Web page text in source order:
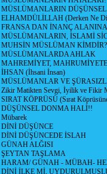
MÜSLÜMANLARIN
ELHAMDÜLİLLAH (Derken Ne
FRANSA DAN İNANÇ
MÜSLÜMANLARIN, İSLAMİ
MUHSİN MÜSLÜMAN KİMDİR?
MÜSLÜMANLARDA AHLAK
MAHREMİYET,
İHSAN (İhsani İnsan)
MÜSLÜMANLAR VE
Zikir Matikten Sevgi, İyilik ve Fikir
SIRAT KÖPRÜSÜ (Sırat
DÜŞÜNSEL DONMA HALİ!!
Mübarek
DİNİ DÜŞÜNCE
DİNİ DÜŞÜNCEDE İSLAH
GÜNAH ALĞISI
ŞEYTAN TAŞLAMA
HARAM/ GÜNAH - MÜBAH-
DİNİ İLKE Mİ,